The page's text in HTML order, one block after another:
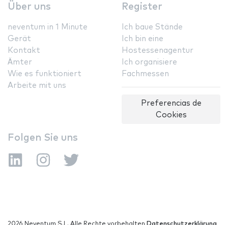
Über uns
neventum in 1 Minute
Gerät
Kontakt
Ämter
Wie es funktioniert
Arbeite mit uns
Register
Ich baue Stände
Ich bin eine
Hostessenagentur
Ich organisiere
Fachmessen
Preferencias de
Cookies
Folgen Sie uns